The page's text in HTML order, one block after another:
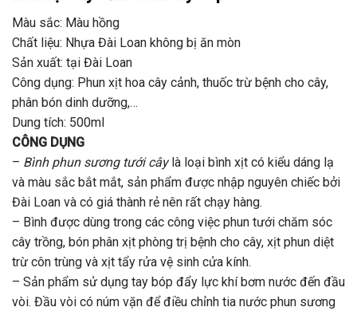
Màu sắc: Màu hồng
Chất liệu: Nhựa Đài Loan không bị ăn mòn
Sản xuất: tại Đài Loan
Công dụng: Phun xịt hoa cây cảnh, thuốc trừ bệnh cho cây,
phân bón dinh dưỡng,…
Dung tích: 500ml
CÔNG DỤNG
– Bình phun sương tưới câylà loại bình xịt có kiểu dáng lạ
và màu sắc bắt mắt, sản phẩm được nhập nguyên chiếc bởi
Đài Loan và có giá thành rẻ nên rất chạy hàng.
– Bình được dùng trong các công việc phun tưới chăm sóc
cây trồng, bón phân xịt phòng trị bệnh cho cây, xịt phun diệt
trừ côn trùng và xịt tẩy rửa vệ sinh cửa kính.
– Sản phẩm sử dụng tay bóp đẩy lực khí bơm nước đến đầu
vòi. Đầu vòi có núm vặn để điều chỉnh tia nước phun sương